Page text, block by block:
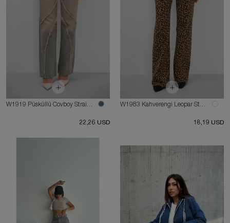
W1919 Püsküllü Covboy Straight Orta Mavi Jean
22,26 USD
W1983 Kahverengi Leopar Straight Fit Kadın Kot Pantolon
18,19 USD